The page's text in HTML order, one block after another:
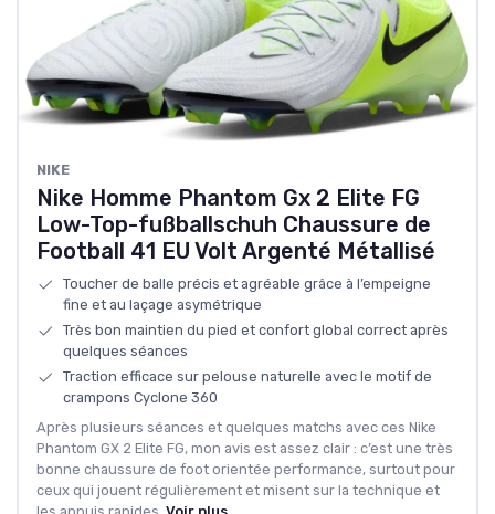
NIKE
Nike Homme Phantom Gx 2 Elite FG
Low-Top-fußballschuh Chaussure de
Football 41 EU Volt Argenté Métallisé
Toucher de balle précis et agréable grâce à l’empeigne
fine et au laçage asymétrique
Très bon maintien du pied et confort global correct après
quelques séances
Traction efficace sur pelouse naturelle avec le motif de
crampons Cyclone 360
Après plusieurs séances et quelques matchs avec ces Nike
Phantom GX 2 Elite FG, mon avis est assez clair : c’est une très
bonne chaussure de foot orientée performance, surtout pour
ceux qui jouent régulièrement et misent sur la technique et